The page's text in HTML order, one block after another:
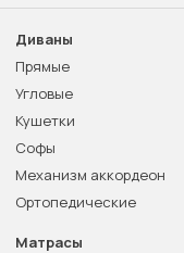
Диваны
Прямые
Угловые
Кушетки
Софы
Механизм аккордеон
Ортопедические
Матрасы